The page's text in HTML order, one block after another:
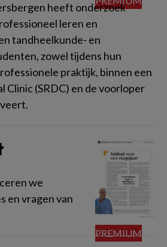
heeft onderzoek
leren en
tandheelkunde- en
zowel tijdens hun
praktijk, binnen een
Clinic (SRDC) en de voorloper
we
en vragen van